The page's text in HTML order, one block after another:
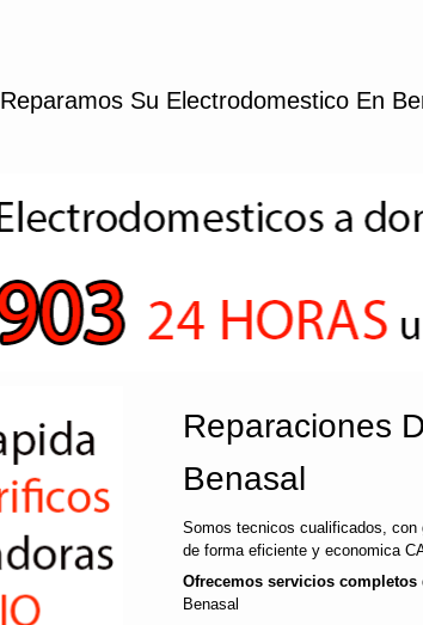
Reparamos Su Electrodomestico En
Reparaciones
Benasal
Somos tecnicos cualificados, con
de forma eficiente y economica
Ofrecemos servicios completos
Benasal